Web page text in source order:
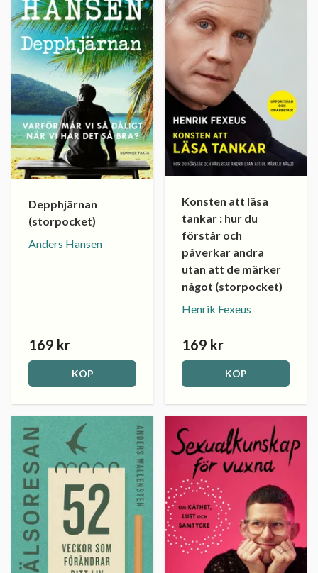
Depphjärnan
(storpocket)
Anders Hansen
169 kr
KÖP
Konsten att läsa
tankar : hur du
förstår och
påverkar andra
utan att de märker
något (storpocket)
Henrik Fexeus
169 kr
KÖP